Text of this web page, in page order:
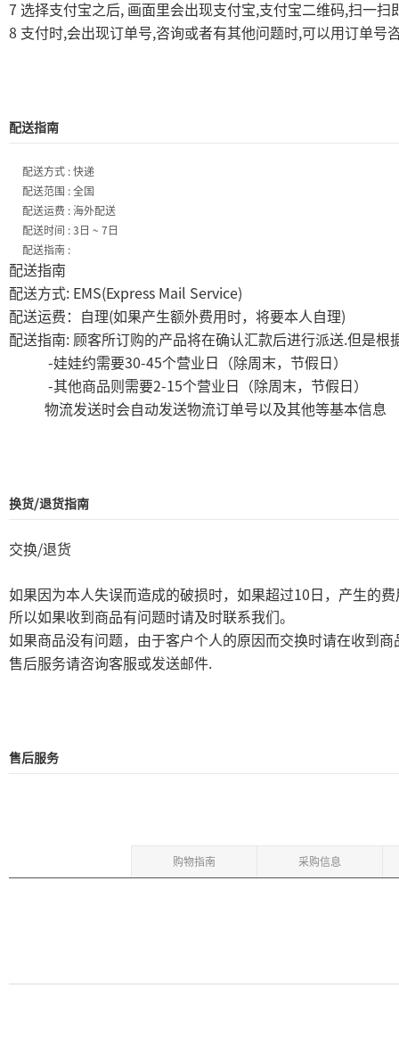
7 选择支付宝之后, 画面里会出现支付宝,支付宝二维码,扫一扫
8 支付时,会出现订单号,咨询或者有其他问题时,可以用订单号
配送指南
配送方式 : 快递
配送范围 : 全国
配送运费 : 海外配送
配送时间 : 3日 ~ 7日
配送指南 :
配送指南
配送方式: EMS(Express Mail Service)
配送运费：自理(如果产生额外费用时，将要本人自理)
配送指南: 顾客所订购的产品将在确认汇款后进行派送.但是根
-娃娃约需要30-45个营业日（除周末，节假日）
-其他商品则需要2-15个营业日（除周末，节假日）
物流发送时会自动发送物流订单号以及其他等基本信息
换货/退货指南
交换/退货
如果因为本人失误而造成的破损时，如果超过10 日，产生的
所以如果收到商品有问题时请及时联系我们。
如果商品没有问题，由于客户个人的原因而交换时请在收到商
售后服务请咨询客服或发送邮件.
售后服务
购物指南 采购信息